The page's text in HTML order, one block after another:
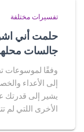
تفسيرات مختلفة
حلمت أني
جالسات
وفقًا لموسوعات
إلى الأعداء
يشير إلى قدرتك
الأخرى اللتي لم